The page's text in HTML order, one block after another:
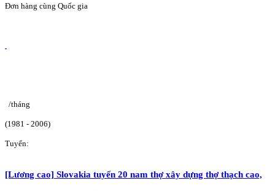
Đơn hàng cùng Quốc gia
/tháng
(1981 - 2006)
Tuyển:
[Lương cao] Slovakia tuyển 20 nam thợ xây dựng thợ thạch cao,